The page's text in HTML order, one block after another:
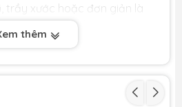
trầy xước hoặc đơn giản là
đã đến lúc bạn nên thay
Ngoài việc sử dụng ốp lưng,
bạn cần lựa chọn cẩn thận
bảo chất lượng và tránh
thêm